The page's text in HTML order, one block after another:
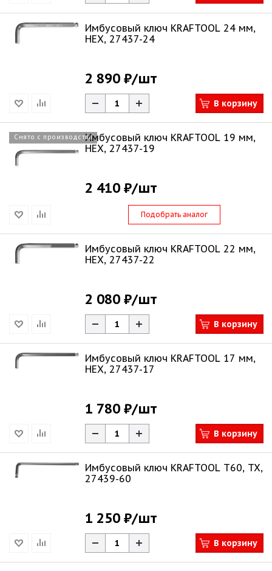
Имбусовый ключ KRAFTOOL 24 мм,
HEX, 27437-24
2 890 ₽/шт
В корзину
Снято с производстваИмбусовый ключ KRAFTOOL 19 мм,
HEX, 27437-19
2 410 ₽/шт
Подобрать аналог
Имбусовый ключ KRAFTOOL 22 мм,
HEX, 27437-22
2 080 ₽/шт
В корзину
Имбусовый ключ KRAFTOOL 17 мм,
HEX, 27437-17
1 780 ₽/шт
В корзину
Имбусовый ключ KRAFTOOL Т60, TX,
27439-60
1 250 ₽/шт
В корзину